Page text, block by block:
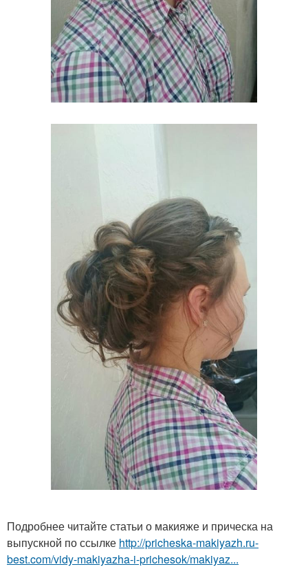
Подробнее читайте статьи о макияже и прическа на
выпускной по ссылке http://pricheska-makiyazh.ru-
best.com/vidy-makiyazha-i-prichesok/makiyaz...